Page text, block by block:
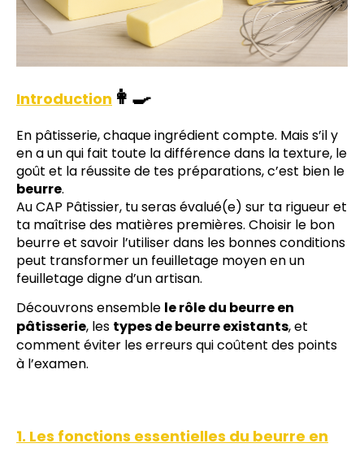
Introduction 👩‍🍳
En pâtisserie, chaque ingrédient compte. Mais s’il y
en a un qui fait toute la différence dans la texture, le
goût et la réussite de tes préparations, c’est bien le
beurre.
Au CAP Pâtissier, tu seras évalué(e) sur ta rigueur et
ta maîtrise des matières premières. Choisir le bon
beurre et savoir l’utiliser dans les bonnes conditions
peut transformer un feuilletage moyen en un
feuilletage digne d’un artisan.
Découvrons ensemble le rôle du beurre en
pâtisserie, les types de beurre existants, et
comment éviter les erreurs qui coûtent des points
à l’examen.
1. Les fonctions essentielles du beurre en